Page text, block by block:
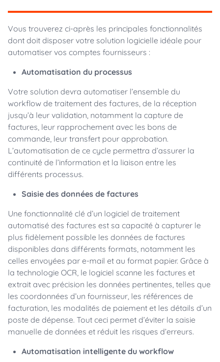
Vous trouverez ci-après les principales fonctionnalités
dont doit disposer votre solution logicielle idéale pour
automatiser vos comptes fournisseurs :
Automatisation du processus
Votre solution devra automatiser l’ensemble du
workflow de traitement des factures, de la réception
jusqu’à leur validation, notamment la capture de
factures, leur rapprochement avec les bons de
commande, leur transfert pour approbation.
L’automatisation de ce cycle permettra d’assurer la
continuité de l’information et la liaison entre les
différents processus.
Saisie des données de factures
Une fonctionnalité clé d’un logiciel de traitement
automatisé des factures est sa capacité à capturer le
plus fidèlement possible les données de factures
disponibles dans différents formats, notamment les
celles envoyées par e-mail et au format papier. Grâce à
la technologie OCR, le logiciel scanne les factures et
extrait avec précision les données pertinentes, telles que
les coordonnées d’un fournisseur, les références de
facturation, les modalités de paiement et les détails d’un
poste de dépense. Tout ceci permet d’éviter la saisie
manuelle de données et réduit les risques d’erreurs.
Automatisation intelligente du workflow